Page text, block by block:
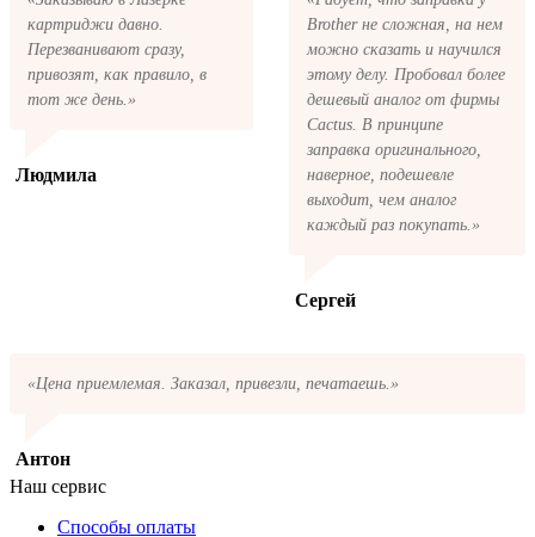
чтобы оформить доставку. Если вы не
получили письмо с копией заказа,
пожалуйста, свяжитесь с нами через сервис
обратная связь, или позвоните.
картриджи давно.
Перезванивают сразу,
привозят, как правило, в
тот же день.»
Людмила
Brother не сложная, на нем
можно сказать и научился
этому делу. Пробовал более
дешевый аналог от фирмы
Cactus. В принципе
заправка оригинального,
наверное, подешевле
выходит, чем аналог
каждый раз покупать.»
Сергей
«Цена приемлемая. Заказал, привезли, печатаешь.»
Антон
Наш сервис
Способы оплаты